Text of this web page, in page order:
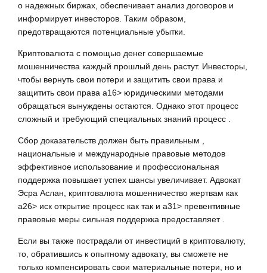
о надежных биржах, обеспечивает анализ договоров и
информирует инвесторов. Таким образом,
предотвращаются потенциальные убытки.
Криптовалюта с помощью денег совершаемые
мошенничества каждый прошлый день растут. Инвесторы,
чтобы вернуть свои потери и защитить свои права и
защитить свои права a16> юридическими методами
обращаться вынуждены остаются. Однако этот процесс
сложный и требующий специальных знаний процесс .
Сбор доказательств должен быть правильным ,
национальные и международные правовые методов
эффективное использование и профессиональная
поддержка повышает успех шансы увеличивает. Адвокат
Эсра Аслан, криптовалюта мошенничество жертвам как
a26> иск открытие процесс как так и a31> превентивные
правовые меры сильная поддержка предоставляет .
Если вы также пострадали от инвестиций в криптовалюту,
то, обратившись к опытному адвокату, вы сможете не
только компенсировать свои материальные потери, но и